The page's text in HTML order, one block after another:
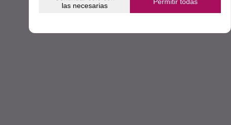
las necesarias